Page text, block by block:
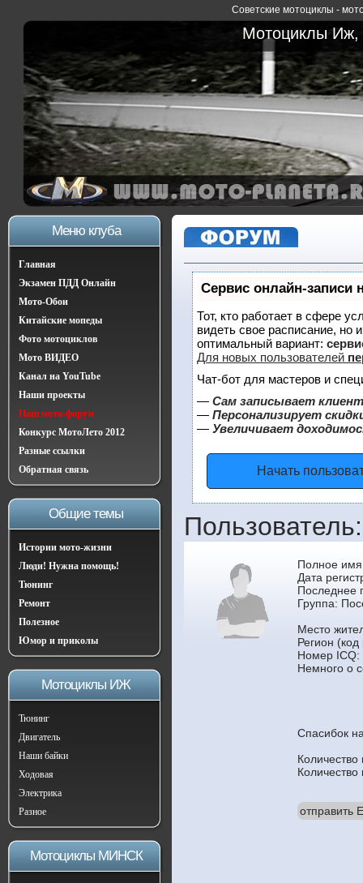
Советские мотоциклы -
Мотоциклы Иж,
Меню клуба
Главная
Экзамен ПДД Онлайн
Мото-Обои
Китайские мопеды
Фото мотоциклов
Мото ВИДЕО
Канал на YouTube
Наши проекты
Наш мото-форум
Конкурс МотоЛето 2012
Разные ссылки
Обратная связь
Общие темы
Истории мото-жизни
Люди! Нужна помощь!
Тюнинг
Ремонт
Полезное
Юмор и приколы
Мотоциклы ИЖ
Тюнинг
Двигатель
Наши байки
Ходовая
Электрика
Разное
Мотоциклы МИНСК
Сервис онлайн-записи
Тот, кто работает в сфере
видеть свое расписание,
оптимальный вариант:
Для новых пользователей
Чат-бот для мастеров и
— Сам записывает
— Персонализирует
— Увеличивает
Начать
Полное
Дата
Последнее
Группа:
Место
Регион (код
Номер ICQ:
Немного о
Спасибок
отправить